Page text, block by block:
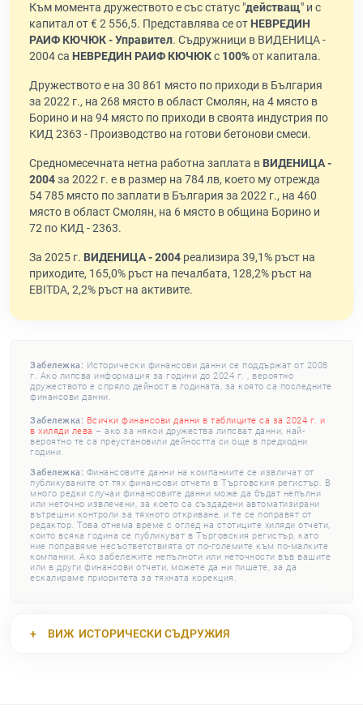
Към момента дружеството е със статус "действащ" и с
капитал от € 2 556,5. Представлява се от НЕВРЕДИН
РАИФ КЮЧЮК - Управител. Съдружници в ВИДЕНИЦА -
2004 са НЕВРЕДИН РАИФ КЮЧЮКс 100%от капитала.
Дружеството е на 30 861 място по приходи в България
за 2022 г., на 268 място в област Смолян, на 4 място в
Борино и на 94 място по приходи в своята индустрия по
КИД 2363 - Производство на готови бетонови смеси.
Средномесечната нетна работна заплата в ВИДЕНИЦА -
2004за 2022 г. е в размер на 784 лв, което му отрежда
54 785 място по заплати в България за 2022 г., на 460
място в област Смолян, на 6 място в община Борино и
72 по КИД - 2363.
За 2025 г. ВИДЕНИЦА - 2004 реализира 39,1% ръст на
приходите, 165,0% ръст на печалбата, 128,2% ръст на
EBITDA, 2,2% ръст на активите.
Забележка: Исторически финансови данни се поддържат от 2008
г. Ако липсва информация за години до 2024 г. , вероятно
дружеството е спряло дейност в годината, за която са последните
финансови данни.
Забележка: Всички финансови данни в таблиците са за 2024 г. и
в хиляди лева – ако за някои дружества липсват данни, най-
вероятно те са преустановили дейността си още в предходни
години.
Забележка: Финансовите данни на компаниите се извличат от
публикуваните от тях финансови отчети в Търговския регистър. В
много редки случаи финансовите данни може да бъдат непълни
или неточно извлечени, за което са създадени автоматизирани
вътрешни контроли за тяхното откриване, и те се поправят от
редактор. Това отнема време с оглед на стотиците хиляди отчети,
които всяка година се публикуват в Търговския регистър, като
ние поправяме несъответствията от по-големите към по-малките
компании. Ако забележите непълноти или неточности във вашите
или в други финансови отчети, можете да ни пишете, за да
ескалираме приоритета за тяхната корекция.
ВИЖ ИСТОРИЧЕСКИ СЪДРУЖИЯ